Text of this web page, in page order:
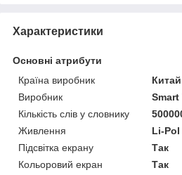
Характеристики
Основні атрибути
Країна виробник
Китай
Виробник
Кількість слів у словнику
Живлення
Li-Pol
Підсвітка екрану
Так
Кольоровий екран
Так